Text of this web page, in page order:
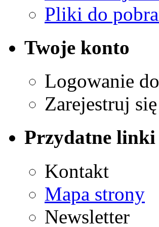
Pliki do
Twoje konto
Logowanie
Zarejestruj się
Przydatne linki
Kontakt
Mapa strony
Newsletter